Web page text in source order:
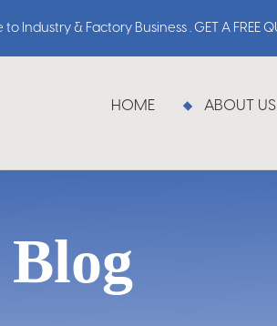
Industry & Factory Business . GET A FREE
HOME ABOUT US
Blog